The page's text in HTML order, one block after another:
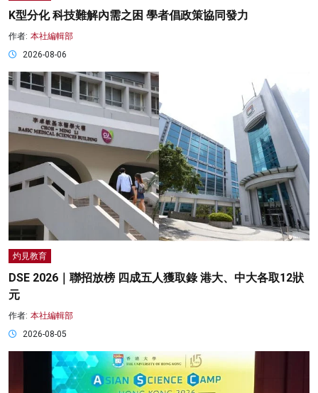
K型分化 科技難解內需之困 學者倡政策協同發力
作者: 本社編輯部
2026-08-06
灼見教育
DSE 2026｜聯招放榜 四成五人獲取錄 港大、中大各取12狀
元
作者: 本社編輯部
2026-08-05